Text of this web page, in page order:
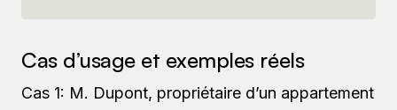
Cas d’usage et exemples réels
Cas 1: M. Dupont, propriétaire d’un appartement